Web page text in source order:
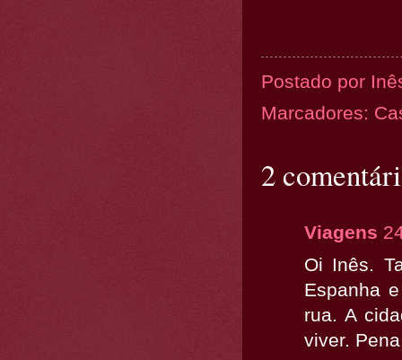
Postado por
Marcadores:
2
Viagens
Oi Inês.
Espanha
rua. A
viver.